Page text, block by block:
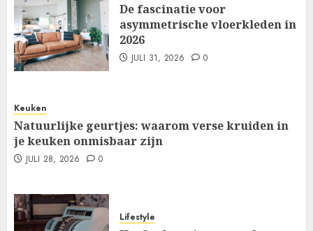
De fascinatie voor
asymmetrische vloerkleden in
2026
JULI 31, 2026 0
Keuken
Natuurlijke geurtjes: waarom verse kruiden in
je keuken onmisbaar zijn
JULI 28, 2026 0
Lifestyle